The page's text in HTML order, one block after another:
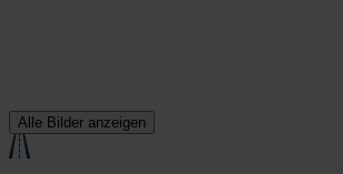
Alle Bilder anzeigen